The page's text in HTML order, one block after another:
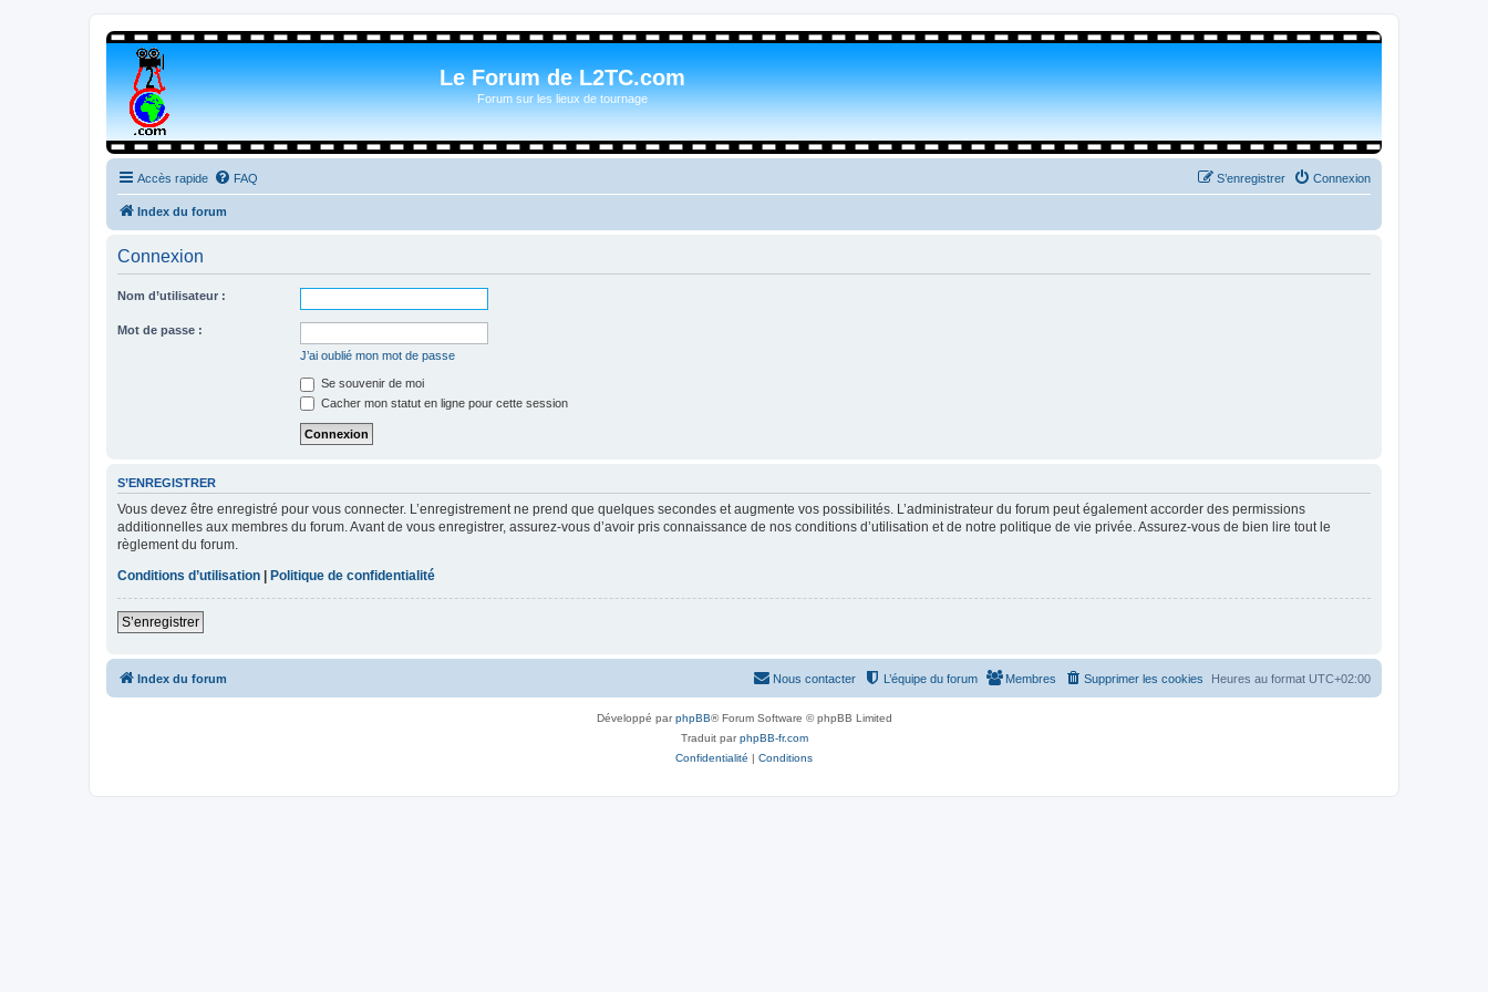
Le Forum de L2TC.com
Forum sur les lieux de tournage
Accès rapide FAQ Connexion
S’enregistrer
Index du forum
Connexion
Nom d’utilisateur :
Mot de passe :
J’ai oublié mon mot de passe
Se souvenir de moi
Cacher mon statut en ligne pour cette session
S’ENREGISTRER
Vous devez être enregistré pour vous connecter. L’enregistrement ne prend que quelques secondes et augmente vos possibilités. L’administrateur du forum peut également accorder des permissions
additionnelles aux membres du forum. Avant de vous enregistrer, assurez-vous d’avoir pris connaissance de nos conditions d’utilisation et de notre politique de vie privée. Assurez-vous de bien lire tout le
règlement du forum.
Conditions d’utilisation | Politique de confidentialité
S’enregistrer
Index du forum Heures au format UTC+02:00
Supprimer les cookies
Membres
L’équipe du forum
Nous contacter
Développé parphpBB® Forum Software © phpBB Limited
Traduit parphpBB-fr.com
Confidentialité | Conditions